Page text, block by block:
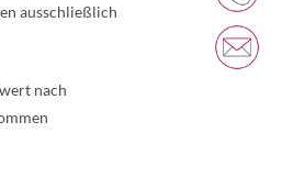
ausschließlich
nach